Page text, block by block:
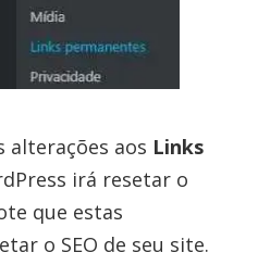
alterações aos Links
irá resetar o
que estas
o SEO de seu site.